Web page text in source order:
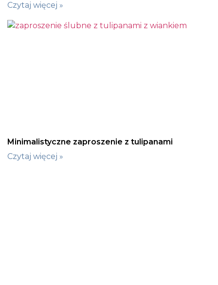
Czytaj więcej »
Minimalistyczne zaproszenie z tulipanami
Czytaj więcej »